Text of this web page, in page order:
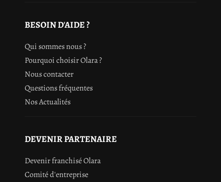
BESOIN D'AIDE ?
Qui sommes nous ?
Pourquoi choisir Olara ?
Nous contacter
Questions fréquentes
Nos Actualités
DEVENIR PARTENAIRE
Devenir franchisé Olara
Comité d'entreprise